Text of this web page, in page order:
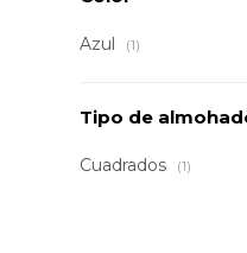
Azul (1)
Tipo de
Cuadrados (1)